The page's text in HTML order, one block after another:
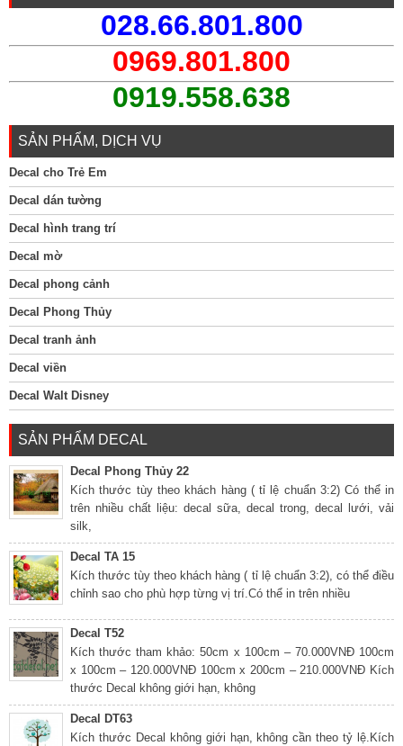
028.66.801.800
0969.801.800
0919.558.638
SẢN PHẨM, DỊCH VỤ
Decal cho Trẻ Em
Decal dán tường
Decal hình trang trí
Decal mờ
Decal phong cảnh
Decal Phong Thủy
Decal tranh ảnh
Decal viền
Decal Walt Disney
SẢN PHẨM DECAL
Decal Phong Thủy 22
Kích thước tùy theo khách hàng ( tỉ lệ chuẩn 3:2) Có thể in
trên nhiều chất liệu: decal sữa, decal trong, decal lưới, vải
silk,
Decal TA 15
Kích thước tùy theo khách hàng ( tỉ lệ chuẩn 3:2), có thể điều
chỉnh sao cho phù hợp từng vị trí.Có thể in trên nhiều
Decal T52
Kích thước tham khảo: 50cm x 100cm – 70.000VNĐ 100cm
x 100cm – 120.000VNĐ 100cm x 200cm – 210.000VNĐ Kích
thước Decal không giới hạn, không
Decal DT63
Kích thước Decal không giới hạn, không cần theo tỷ lệ.Kích